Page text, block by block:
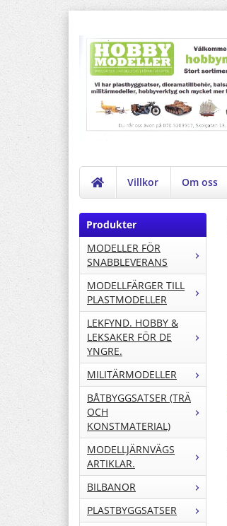
Villkor Om oss
Produkter
MODELLER FÖR
SNABBLEVERANS
MODELLFÄRGER TILL
PLASTMODELLER
LEKFYND. HOBBY &
LEKSAKER FÖR DE
YNGRE.
MILITÄRMODELLER
BÅTBYGGSATSER (TRÄ
OCH
KONSTMATERIAL)
MODELLJÄRNVÄGS
ARTIKLAR.
BILBANOR
PLASTBYGGSATSER